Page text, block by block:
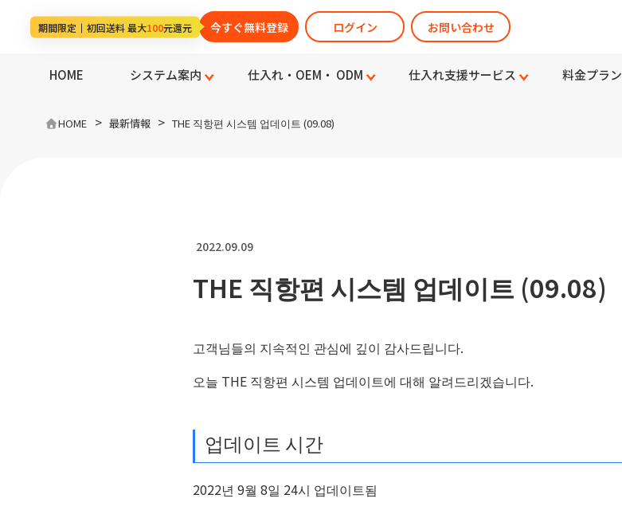
期間限定 初回送料 最大100元還元 今すぐ無料登録 ログイン お問い合わせ
HOME システム案内 仕入れ・OEM・ ODM 仕入れ支援サービス 料金プラン
HOME > 最新情報 > THE 직항편 시스템 업데이트 (09.08)
2022.09.09
THE 직항편 시스템 업데이트 (09.08)
고객님들의 지속적인 관심에 깊이 감사드립니다.
오늘 THE 직항편 시스템 업데이트에 대해 알려드리겠습니다.
업데이트 시간
2022년 9월 8일 24시 업데이트됨